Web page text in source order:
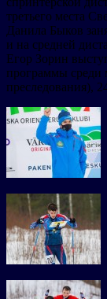
третьего места
Данила Быков
и на средней
Егор Зорин
программы среди
преследования),